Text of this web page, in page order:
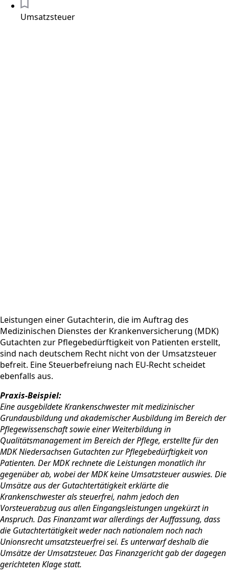
Umsatzsteuer
Leistungen einer Gutachterin, die im Auftrag des
Medizinischen Dienstes der Krankenversicherung (MDK)
Gutachten zur Pflegebedürftigkeit von Patienten erstellt,
sind nach deutschem Recht nicht von der Umsatzsteuer
befreit. Eine Steuerbefreiung nach EU-Recht scheidet
ebenfalls aus.
Praxis-Beispiel:
Eine ausgebildete Krankenschwester mit medizinischer
Grundausbildung und akademischer Ausbildung im Bereich der
Pflegewissenschaft sowie einer Weiterbildung in
Qualitätsmanagement im Bereich der Pflege, erstellte für den
MDK Niedersachsen Gutachten zur Pflegebedürftigkeit von
Patienten. Der MDK rechnete die Leistungen monatlich ihr
gegenüber ab, wobei der MDK keine Umsatzsteuer auswies. Die
Umsätze aus der Gutachtertätigkeit erklärte die
Krankenschwester als steuerfrei, nahm jedoch den
Vorsteuerabzug aus allen Eingangsleistungen ungekürzt in
Anspruch. Das Finanzamt war allerdings der Auffassung, dass
die Gutachtertätigkeit weder nach nationalem noch nach
Unionsrecht umsatzsteuerfrei sei. Es unterwarf deshalb die
Umsätze der Umsatzsteuer. Das Finanzgericht gab der dagegen
gerichteten Klage statt.